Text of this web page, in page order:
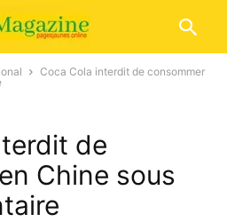
Coca Cola interdit de consommer
de
Chine sous